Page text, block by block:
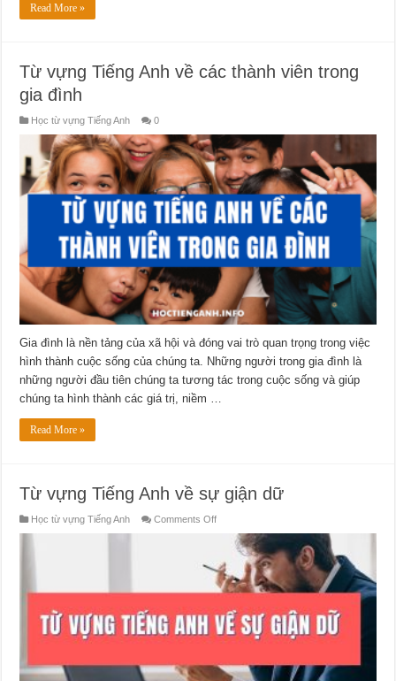
Read More »
Từ vựng Tiếng Anh về các thành viên trong
gia đình
Học từ vựng Tiếng Anh 0
Gia đình là nền tảng của xã hội và đóng vai trò quan trọng trong việc
hình thành cuộc sống của chúng ta. Những người trong gia đình là
những người đầu tiên chúng ta tương tác trong cuộc sống và giúp
chúng ta hình thành các giá trị, niềm …
Read More »
Từ vựng Tiếng Anh về sự giận dữ
Học từ vựng Tiếng Anh Comments Offon
vựng
Tiếng
Anh
về
sự
giận